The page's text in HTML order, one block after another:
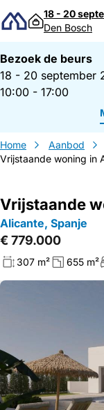
Direct naar
18 - 20
Den Bosch
Bezoek de beurs
18 - 20 september
10:00 - 17:00
Home Aanbod
Vrijstaande woning in
Vrijstaande
Alicante, Spanje
€ 779.000
307 m² 655 m²